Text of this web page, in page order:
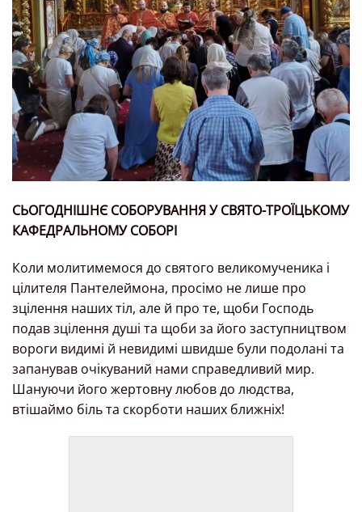
СЬОГОДНІШНЄ СОБОРУВАННЯ У СВЯТО-ТРОЇЦЬКОМУ
КАФЕДРАЛЬНОМУ СОБОРІ
Коли молитимемося до святого великомученика і
цілителя Пантелеймона, просімо не лише про
зцілення наших тіл, але й про те, щоби Господь
подав зцілення душі та щоби за його заступництвом
вороги видимі й невидимі швидше були подолані та
запанував очікуваний нами справедливий мир.
Шануючи його жертовну любов до людства,
втішаймо біль та скорботи наших ближніх!